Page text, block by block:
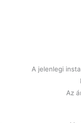
A jelenlegi
Az